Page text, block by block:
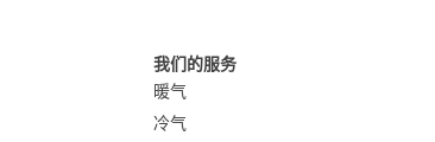
我们的服务
暖气
冷气